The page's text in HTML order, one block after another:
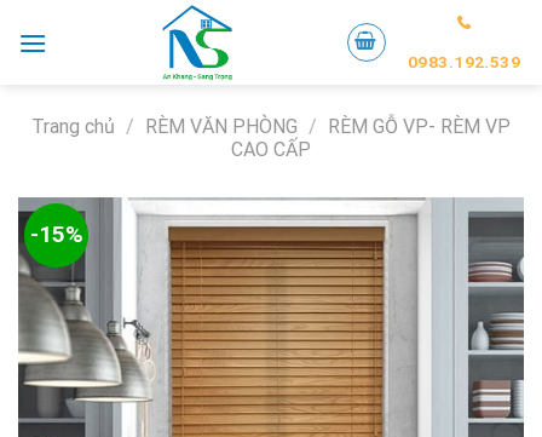
0983.192.539
Trang chủ / RÈM VĂN PHÒNG / RÈM GỖ VP- RÈM VP
CAO CẤP
-15%